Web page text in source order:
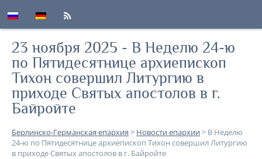
23 ноября 2025 - В Неделю 24-ю
по Пятидесятнице архиепископ
Тихон совершил Литургию в
приходе Святых апостолов в г.
Байройте
Берлинско-Германская епархия > Новости епархии> В Неделю
24-ю по Пятидесятнице архиепископ Тихон совершил Литургию
в приходе Святых апостолов в г. Байройте